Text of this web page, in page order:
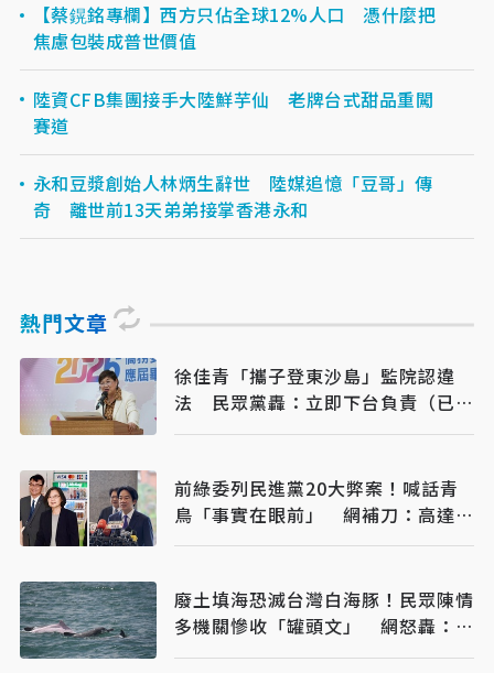
【蔡鎤銘專欄】西方只佔全球12%人口 憑什麼把
焦慮包裝成普世價值
陸資CFB集團接手大陸鮮芋仙 老牌台式甜品重闖
賽道
永和豆漿創始人林炳生辭世 陸媒追憶「豆哥」傳
奇 離世前13天弟弟接掌香港永和
熱門文章
徐佳青「攜子登東沙島」監院認違
法 民眾黨轟：立即下台負責（已完
稿）
前綠委列民進黨20大弊案！喊話青
鳥「事實在眼前」 網補刀：高達
50個國家隊
廢土填海恐滅台灣白海豚！民眾陳情
多機關慘收「罐頭文」 網怒轟：骯
髒政府